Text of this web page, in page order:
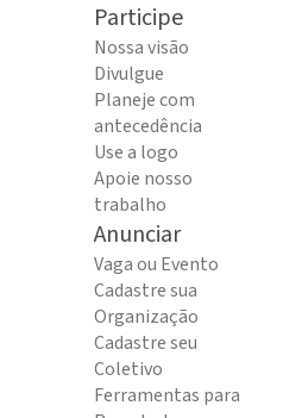
Participe
Nossa visão
Divulgue
Planeje com
antecedência
Use a logo
Apoie nosso
trabalho
Anunciar
Vaga ou Evento
Cadastre sua
Organização
Cadastre seu
Coletivo
Ferramentas para